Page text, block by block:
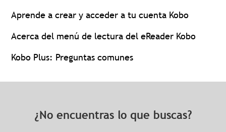
Aprende a crear y acceder a tu cuenta Kobo
Acerca del menú de lectura del eReader Kobo
Kobo Plus: Preguntas comunes
¿No encuentras lo que buscas?